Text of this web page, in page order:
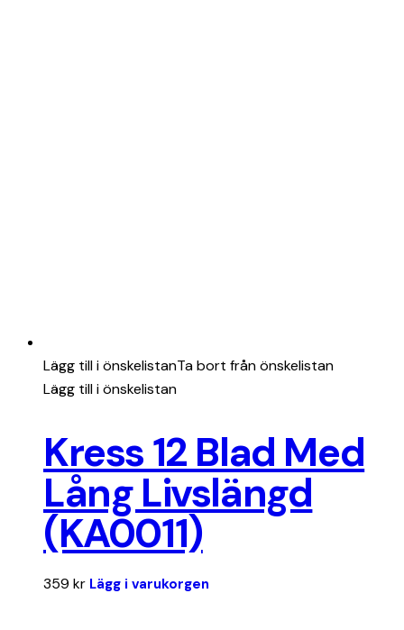
Lägg till i önskelistanTa bort från önskelistan
Lägg till i önskelistan
Kress 12 Blad Med
Lång Livslängd
(KA0011)
359 kr Lägg i varukorgen